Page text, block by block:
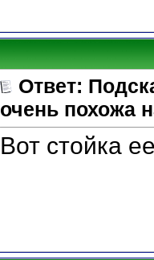
Ответ:
очень похожа
Вот стойка